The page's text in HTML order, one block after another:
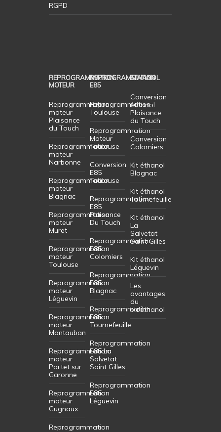
RGPD
REPROGRAMMATION
MOTEUR
Reprogrammation
moteur
Plaisance
du Touch
Reprogrammation
moteur
Narbonne
Reprogrammation
moteur
Blagnac
Reprogrammation
moteur
Muret
Reprogrammation
moteur
Toulouse
Reprogrammation
moteur
Léguevin
Reprogrammation
moteur
Montauban
Reprogrammation
moteur
Portet sur
Garonne
Reprogrammation
moteur
Cugnaux
Reprogrammation
REPROGRAMMATION
E85
Reprogrammation
Toulouse
Reprogrammation
Moteur
Toulouse
Conversion
E85
Toulouse
Reprogrammation
E85
Plaisance
Du Touch
Reprogrammation
E85
Colomiers
Reprogrammation
E85
Blagnac
Reprogrammation
E85
Tournefeuille
Reprogrammation
E85 La
Salvetat
Saint Gilles
Reprogrammation
E85
Léguevin
ETHANOL
Conversion
éthanol
Plaisance
du Touch
Conversion
Colomiers
Kit éthanol
Blagnac
Kit éthanol
Tournefeuille
Kit éthanol
La
Salvetat
Saint Gilles
Kit éthanol
Léguevin
Les
avantages
du
bioéthanol